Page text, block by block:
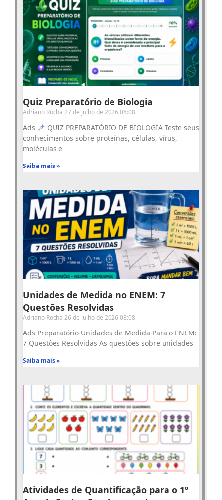
Quiz Preparatório de Biologia
Adriano Rocha 27 de julho de 2026 08:08
Ads
QUIZ PREPARATÓRIO DE BIOLOGIA Teste seus
conhecimentos sobre proteínas, células, vírus,
moléculas e
Saiba mais »
Unidades de Medida no ENEM: 7
Questões Resolvidas
Adriano Rocha 26 de julho de 2026 08:08
Ads Preparatório Unidades de Medida Para o ENEM:
7 Questões Resolvidas As questões sobre unidades
Saiba mais »
Atividades de Quantificação para o 1º